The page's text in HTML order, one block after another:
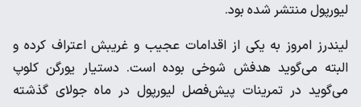
لیورپول منتشر شده بود. ‌
لیندرز امروز به یکی از اقدامات عجیب و غریبش اعتراف کرده و
البته می‌گوید هدفش ‌شوخی بوده است. دستیار یورگن کلوپ
می‌گوید در تمرینات پیش‌فصل لیورپول در ماه ‌جولای گذشته